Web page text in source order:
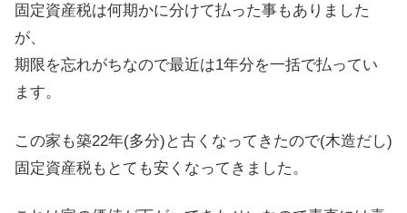
固定資産税は何期かに分けて払った事もありました
が、
期限を忘れがちなので最近は1年分を一括で払ってい
ます。
この家も築22年(多分)と古くなってきたので(木造だし)
固定資産税もとても安くなってきました。